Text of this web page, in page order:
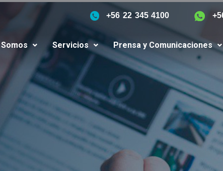
+56 22 345 4100
Servicios Prensa y Comunicaciones